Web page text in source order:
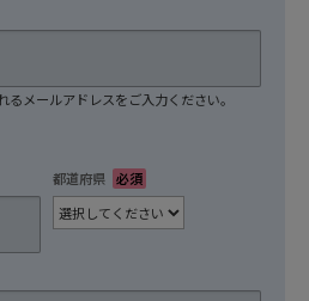
メールアドレスをご入力ください。
都道府県 必須